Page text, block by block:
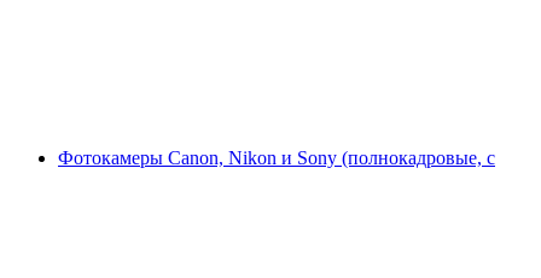
Фотокамеры Canon, Nikon и Sony (полнокадровые, с